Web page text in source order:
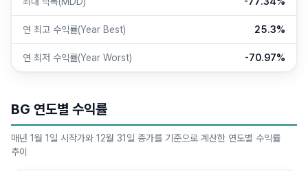
연 최고 수익률(Year Best) 25.3%
연 최저 수익률(Year Worst) -70.97%
BG 연도별 수익률
매년 1월 1일 시작가와 12월 31일 종가를 기준으로 계산한 연도별 수익률
추이